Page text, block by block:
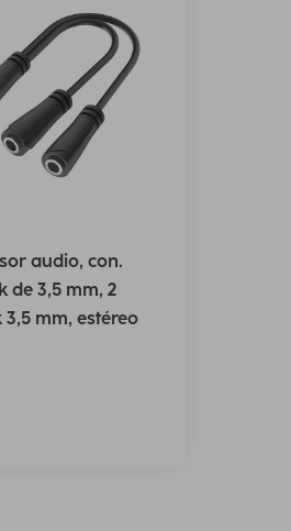
audio, con.
de 3,5 mm, 2
mm, estéreo